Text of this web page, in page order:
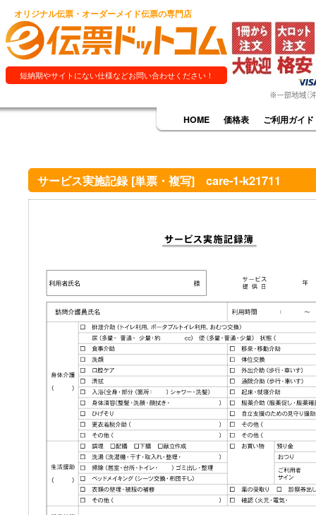
オリジナル伝票・オーダーメイド伝票の専門店
短納期やサイトにない仕様などお問い合わせください！
HOME 価格表 ご利用ガイド
サービス実施記録 [単票・複写] care-1-k21711